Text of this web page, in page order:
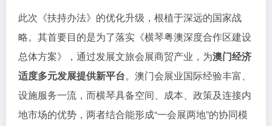
此次《扶持办法》的优化升级，根植于深远的国家战
略。其首要目的是为了落实《横琴粤澳深度合作区建设
总体方案》，通过发展文旅会展商贸产业，为澳门经济
适度多元发展提供新平台。澳门会展业国际经验丰富、
设施服务一流，而横琴具备空间、成本、政策及连接内
地市场的优势，两者结合能形成“一会展两地”的协同模